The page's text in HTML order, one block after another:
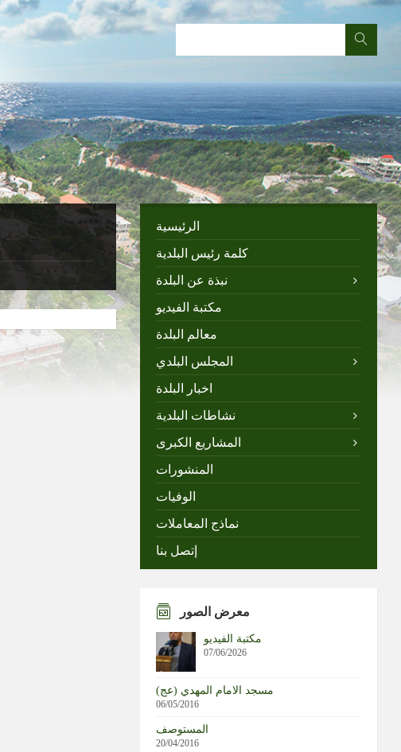
الرئيسية
كلمة رئيس البلدية
نبذة عن البلدة
مكتبة الفيديو
معالم البلدة
المجلس البلدي
اخبار البلدة
نشاطات البلدية
المشاريع الكبرى
المنشورات
الوفيات
نماذج المعاملات
إتصل بنا
معرض الصور
مكتبة الفيديو
07/06/2026
مسجد الامام المهدي (عج)
06/05/2016
المستوصف
20/04/2016